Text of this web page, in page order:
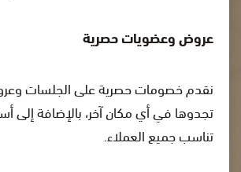
عروض وعضويات حصرية
نقدم خصومات حصرية على الجلسات
تجدوها في أي مكان آخر، بالإضافة إلى
تناسب جميع العملاء.